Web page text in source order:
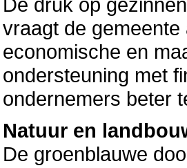
vraagt de
economische en
ondersteuning met
ondernemers beter
Natuur en
De groenblauwe